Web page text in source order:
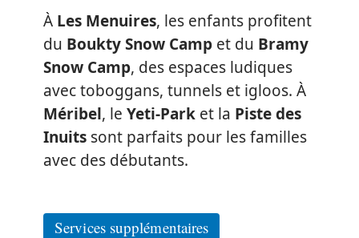
À Les Menuires, les enfants profitent
du Boukty Snow Camp et du Bramy
Snow Camp, des espaces ludiques
avec toboggans, tunnels et igloos. À
Méribel, le Yeti-Park et la Piste des
Inuits sont parfaits pour les familles
avec des débutants.
Services supplémentaires